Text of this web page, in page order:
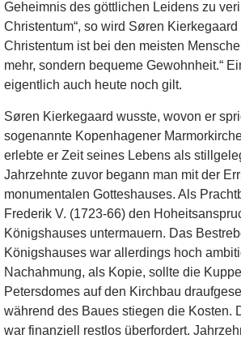
Geheimnis des göttlichen Leidens zu
Christentum“, so wird Søren Kierkegaard
Christentum ist bei den meisten
mehr, sondern bequeme Gewohnheit.“
eigentlich auch heute noch gilt.
Søren Kierkegaard wusste, wovon er
sogenannte Kopenhagener
erlebte er Zeit seines Lebens als
Jahrzehnte zuvor begann man mit der
monumentalen Gotteshauses. Als
Frederik V. (1723-66) den
Königshauses untermauern. Das
Königshauses war allerdings hoch
Nachahmung, als Kopie, sollte die
Petersdomes auf den Kirchbau
während des Baues stiegen die Kosten.
war finanziell restlos überfordert.